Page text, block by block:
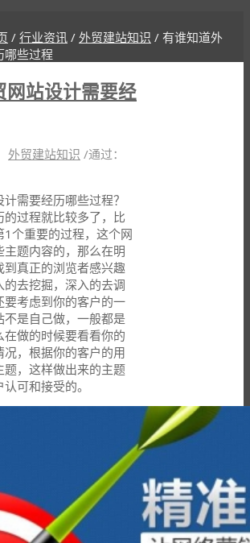
/ 行业资讯 / 外贸建站知识 / 有谁知道外
哪些过程
网站设计需要经
外贸建站知识 /通过：
需要经历哪些过程？
过程就比较多了，比
个重要的过程，这个网
题内容的，那么在明
真正的浏览者感兴趣
去挖掘，深入的去调
考虑到你的客户的一
是自己做，一般都是
做的时候要看看你的
，根据你的客户的用
题，这样做出来的主题
可和接受的。